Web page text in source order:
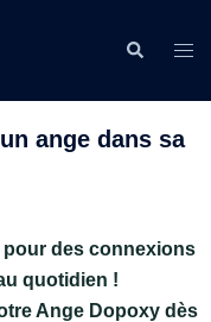
ange dans sa
des connexions
quotidien !
Ange Dopoxy dès